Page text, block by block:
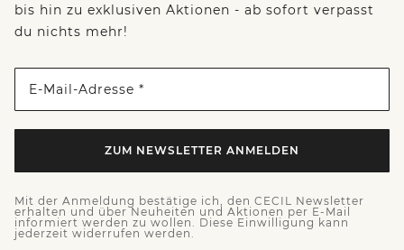
bis hin zu exklusiven Aktionen - ab sofort verpasst
du nichts mehr!
E-Mail-Adresse *
ZUM NEWSLETTER ANMELDEN
Mit der Anmeldung bestätige ich, den CECIL Newsletter
erhalten und über Neuheiten und Aktionen per E-Mail
informiert werden zu wollen. Diese Einwilligung kann
jederzeit widerrufen werden.